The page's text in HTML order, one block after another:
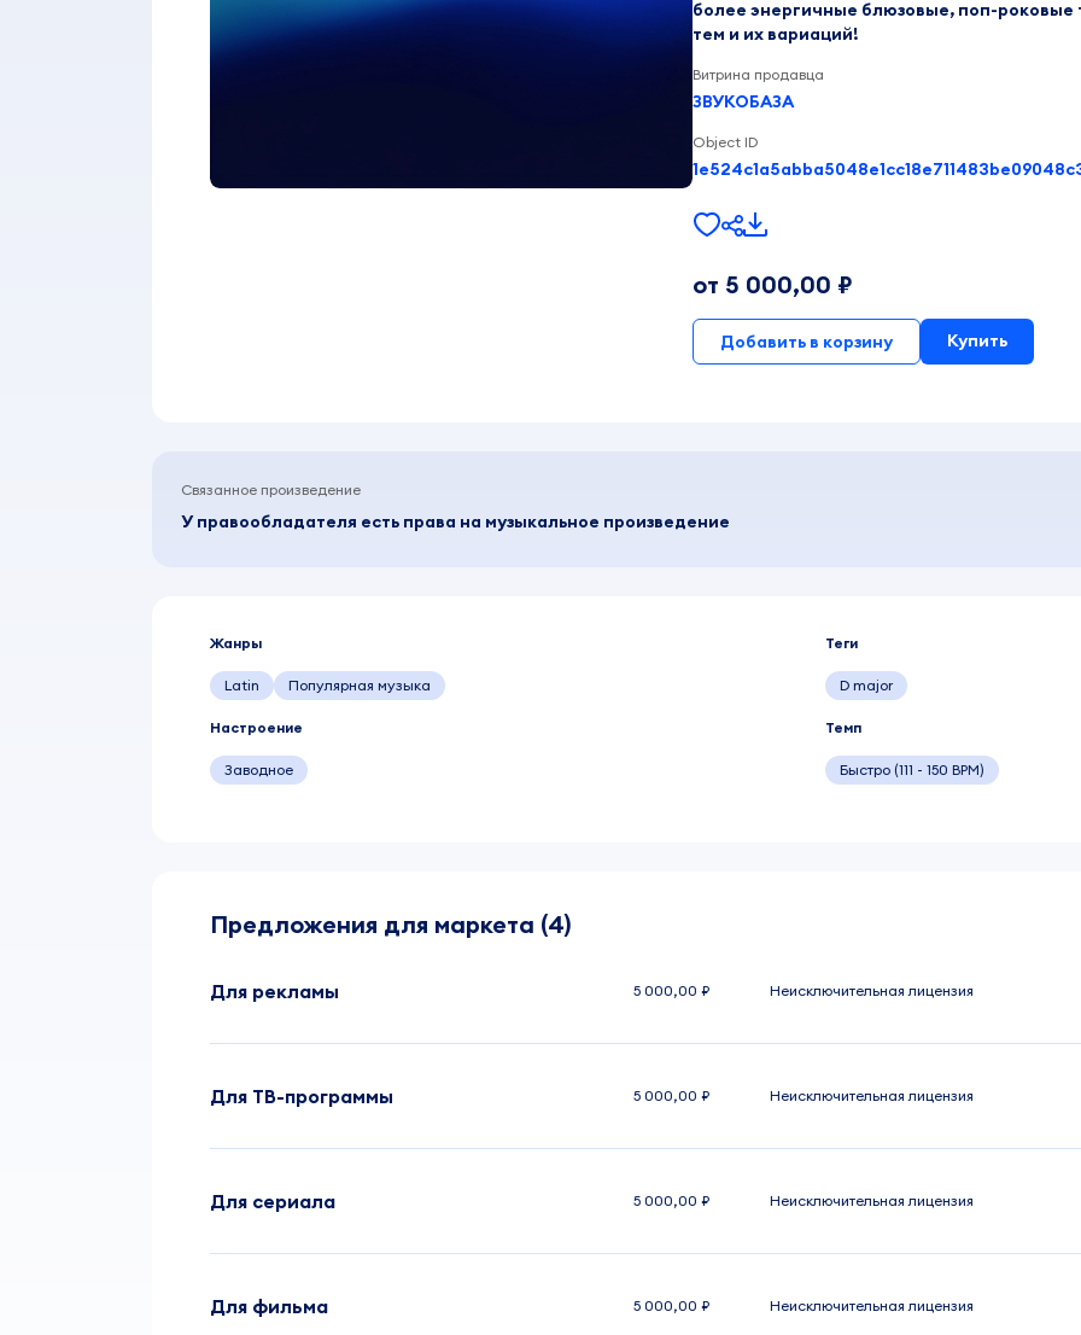
более энергичные блюзовые, поп-роковые
тем и их вариаций!
Витрина продавца
ЗВУКОБАЗА
Object ID
от 5 000,00 ₽
Добавить в корзину Купить
Связанное произведение
У правообладателя есть права на музыкальное произведение
Жанры
Latin Популярная музыка
Теги
D major
Настроение
Заводное
Темп
Быстро (111 - 150 BPM)
Предложения для маркета (4)
Для рекламы 5 000,00 ₽ Неисключительная лицензия
Для ТВ-программы 5 000,00 ₽ Неисключительная лицензия
Для сериала 5 000,00 ₽ Неисключительная лицензия
Для фильма 5 000,00 ₽ Неисключительная лицензия